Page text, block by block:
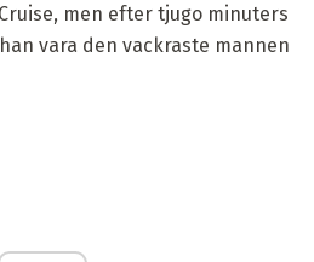
men efter tjugo minuters
vara den vackraste mannen